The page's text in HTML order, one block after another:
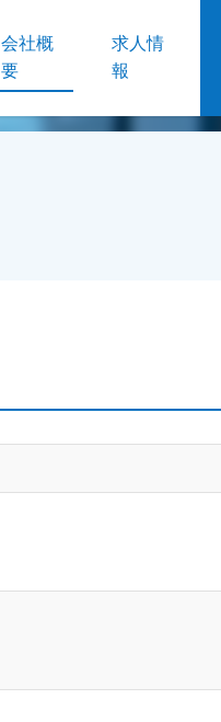
会社概
要
求人情
報